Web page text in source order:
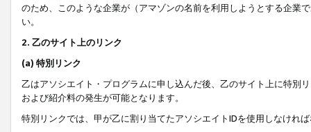
のため、このような企業が（アマゾンの名前を利用しようとする企業
い。
2. 乙のサイト上のリンク
(a) 特別リンク
乙はアソシエイト・プログラムに申し込んだ後、乙のサイト上に特別
および紹介料の発生が可能となります。
特別リンクでは、甲が乙に割り当てたアソシエイトIDを使用しなけれ